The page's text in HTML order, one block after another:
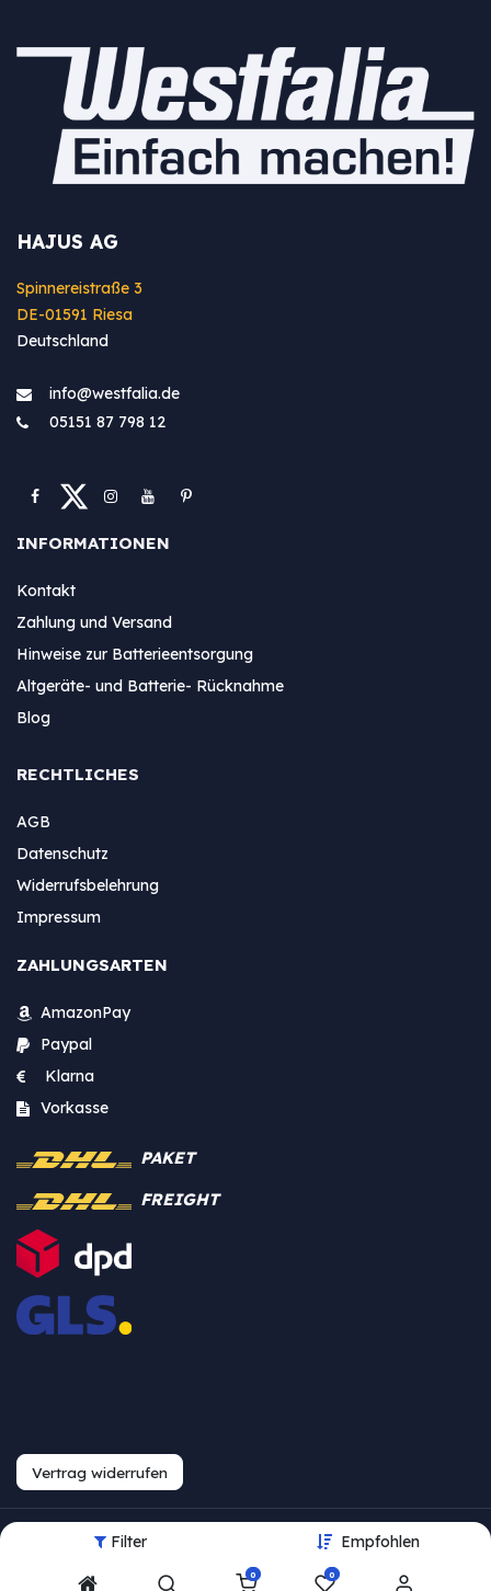
Filter Empfohlen
0 0
HAJUS AG
Spinnereistraße 3
DE-01591 Riesa
Deutschland
info@westfa​lia.de
05151 87 798 12
INFORMATIONEN
Kontakt
Zahlung und Versand
Hinweise zur Batterieentsorgung
Altgeräte- und Batterie- Rücknahme
Blog
RECHTLICHES
AGB
Datenschutz
Widerrufsbelehrung
Impressum
ZAHLUNGSARTEN
AmazonPay
Paypal
Klarna
Vorkasse
PAKET
FREIGHT
Vertrag widerrufen
Urheberrecht © Westfalia
Bearbeite Einstellungen